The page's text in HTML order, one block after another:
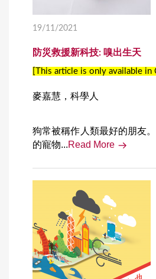
19/11/2021
防災救援新科技: 嗅出生天
[This article is only available in
麥嘉慧，科學人
狗常被稱作人類最好的朋友
的寵物...Read More